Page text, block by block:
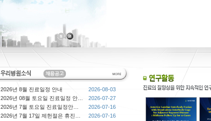
2026년 8월 진료일정 안내
2026-08-03
2026년 08월 토요일 진료일정 안…
2026-07-27
2026년 7월 토요일 진료일정안…
2026-07-16
2026년 7월 17일 제헌절은 휴진…
2026-07-16